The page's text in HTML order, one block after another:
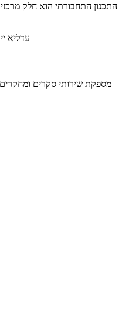
התכנון התחבורתי הוא חלק